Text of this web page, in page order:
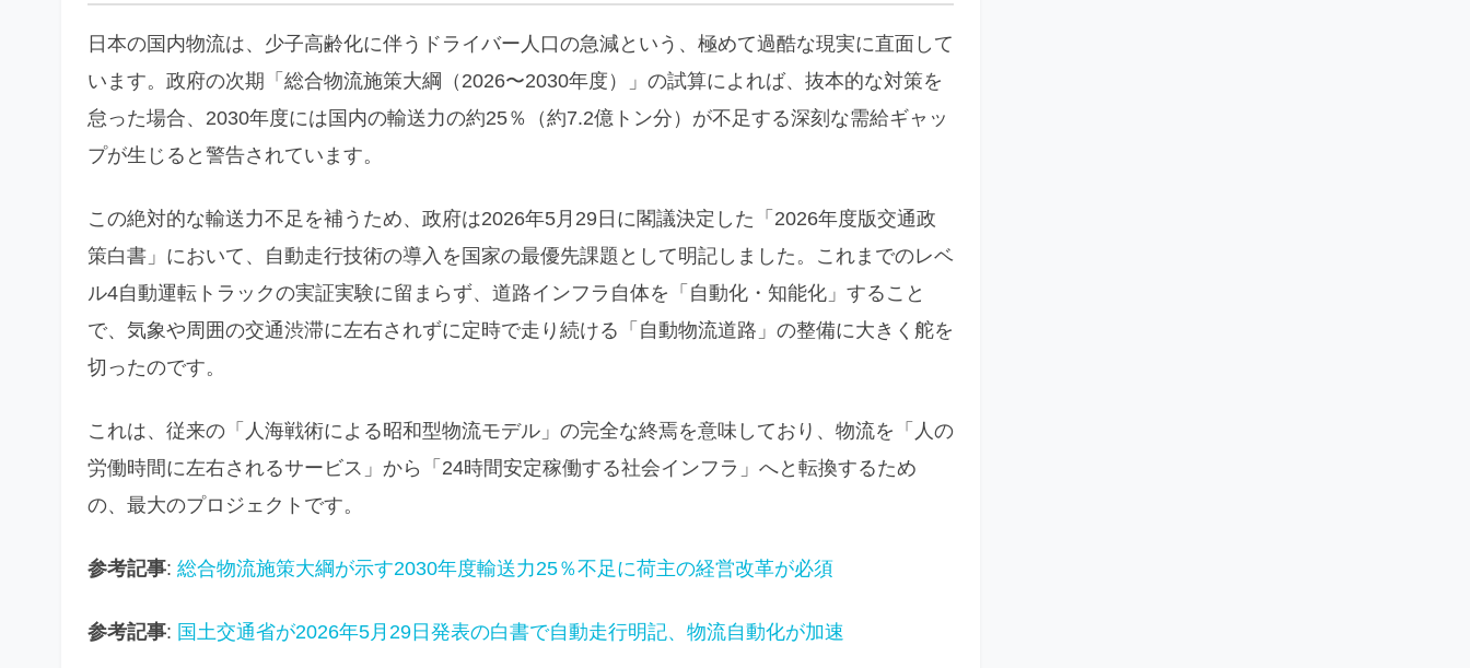
日本の国内物流は、少子高齢化に伴うドライバー人口の急減という、極めて過酷な現実に直面して
います。政府の次期「総合物流施策大綱（2026〜2030年度）」の試算によれば、抜本的な対策を
怠った場合、2030年度には国内の輸送力の約25％（約7.2億トン分）が不足する深刻な需給ギャッ
プが生じると警告されています。
この絶対的な輸送力不足を補うため、政府は2026年5月29日に閣議決定した「2026年度版交通政
策白書」において、自動走行技術の導入を国家の最優先課題として明記しました。これまでのレベ
ル4自動運転トラックの実証実験に留まらず、道路インフラ自体を「自動化・知能化」すること
で、気象や周囲の交通渋滞に左右されずに定時で走り続ける「自動物流道路」の整備に大きく舵を
切ったのです。
これは、従来の「人海戦術による昭和型物流モデル」の完全な終焉を意味しており、物流を「人の
労働時間に左右されるサービス」から「24時間安定稼働する社会インフラ」へと転換するため
の、最大のプロジェクトです。
参考記事: 総合物流施策大綱が示す2030年度輸送力25％不足に荷主の経営改革が必須
参考記事: 国土交通省が2026年5月29日発表の白書で自動走行明記、物流自動化が加速